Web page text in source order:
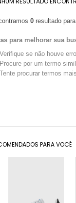
0 resultado
para melhorar sua
Verifique se não houve
Procure por um termo
Tente procurar termos
PARA VOCÊ